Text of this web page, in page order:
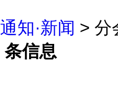
通知·新闻 > 分
条信息